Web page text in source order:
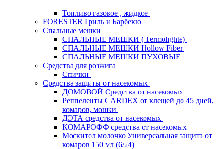
Топливо газовое , жидкое
FORESTER Гриль и Барбекю
Спальные мешки
СПАЛЬНЫЕ МЕШКИ ( Termolighte)
СПАЛЬНЫЕ МЕШКИ Hollow Fiber
СПАЛЬНЫЕ МЕШКИ ПУХОВЫЕ
Средства для розжига
Спички
Средства защиты от насекомых
ДОМОВОЙ Средства от насекомых
Реппеленты GARDEX от клещей до 45 дней,
комаров, мошки
ДЭТА средства от насекомых
КОМАРОФФ средства от насекомых
Москитол молочко Универсальная защита от
комаров 150 мл (6/24)